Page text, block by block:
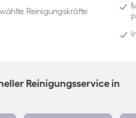
Reinigungskräfte
Reinigungsservice in